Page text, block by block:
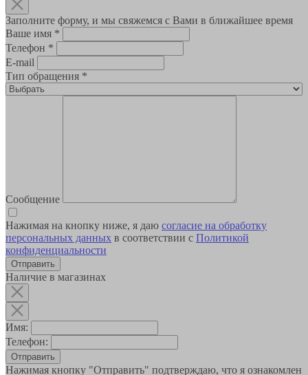
Заполните форму, и мы свяжемся с Вами в ближайшее время
Ваше имя *
Телефон *
E-mail
Тип обращения *
Сообщение
Нажимая на кнопку ниже, я даю согласие на обработку
персональных данных в соответствии с Политикой
конфиденциальности
Наличие в магазинах
Имя:
Телефон:
Отправить
Нажимая кнопку "Отправить" подтверждаю, что я ознакомлен